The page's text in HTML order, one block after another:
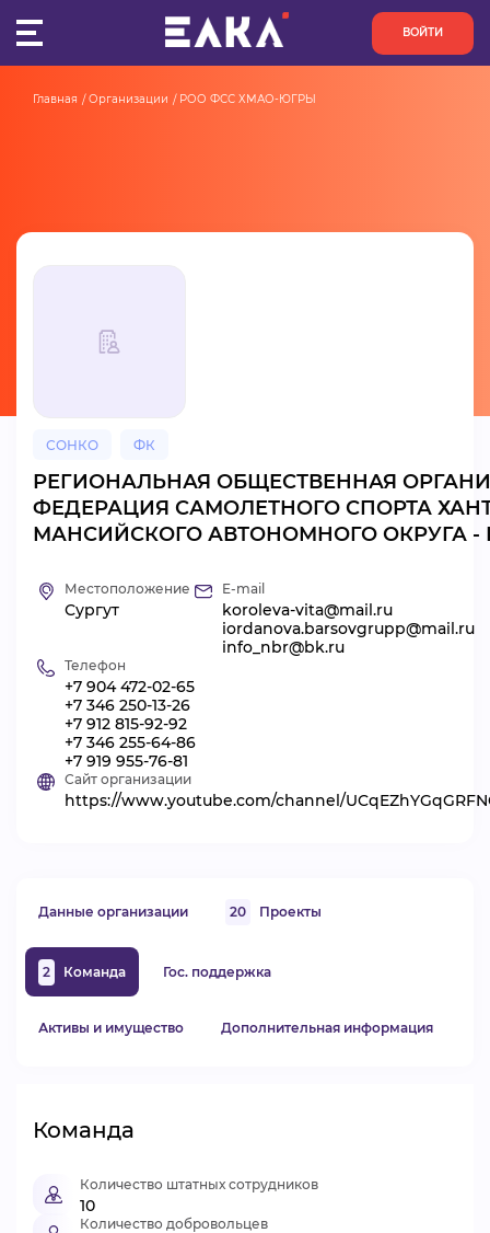
ВОЙТИ
ОРГАНИЗАЦИИ
ПРОЕКТЫ
ВИДЕОКУРСЫ
ВОЙТИ
Главная Организации РОО ФСС ХМАО-ЮГРЫ
СОНКО ФК
РЕГИОНАЛЬНАЯ ОБЩЕСТВЕННАЯ
ФЕДЕРАЦИЯ САМОЛЕТНОГО СПОРТА
МАНСИЙСКОГО АВТОНОМНОГО ОКРУГА
Местоположение
Сургут
E-mail
koroleva-vita@mail.ru
iordanova.barsovgrupp@mail.ru
info_nbr@bk.ru
Телефон
+7 904 472-02-65
+7 346 250-13-26
+7 912 815-92-92
+7 346 255-64-86
+7 919 955-76-81
Сайт организации
https://www.youtube.com/channel/
Данные организации 20 Проекты
2 Команда Гос. поддержка
Активы и имущество Дополнительная информация
Команда
Количество штатных сотрудников
10
Количество добровольцев